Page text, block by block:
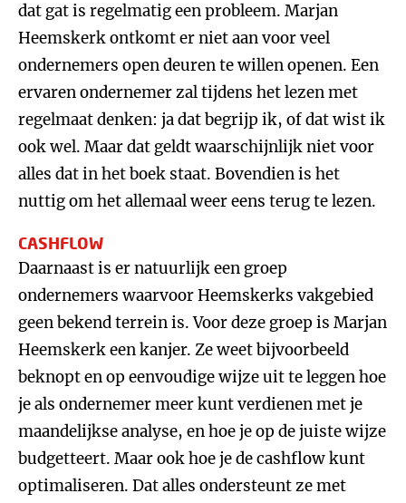
dat gat is regelmatig een probleem. Marjan
Heemskerk ontkomt er niet aan voor veel
ondernemers open deuren te willen openen. Een
ervaren ondernemer zal tijdens het lezen met
regelmaat denken: ja dat begrijp ik, of dat wist ik
ook wel. Maar dat geldt waarschijnlijk niet voor
alles dat in het boek staat. Bovendien is het
nuttig om het allemaal weer eens terug te lezen.
CASHFLOW
Daarnaast is er natuurlijk een groep
ondernemers waarvoor Heemskerks vakgebied
geen bekend terrein is. Voor deze groep is Marjan
Heemskerk een kanjer. Ze weet bijvoorbeeld
beknopt en op eenvoudige wijze uit te leggen hoe
je als ondernemer meer kunt verdienen met je
maandelijkse analyse, en hoe je op de juiste wijze
budgetteert. Maar ook hoe je de cashflow kunt
optimaliseren. Dat alles ondersteunt ze met